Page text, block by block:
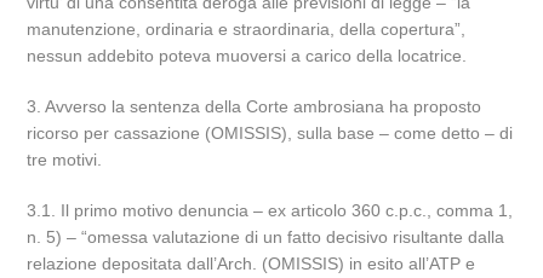
manutenzione, ordinaria e straordinaria, della copertura”,
nessun addebito poteva muoversi a carico della locatrice.
3. Avverso la sentenza della Corte ambrosiana ha proposto
ricorso per cassazione (OMISSIS), sulla base – come detto – di
tre motivi.
3.1. Il primo motivo denuncia – ex articolo 360 c.p.c., comma 1,
n. 5) – “omessa valutazione di un fatto decisivo risultante dalla
relazione depositata dall’Arch. (OMISSIS) in esito all’ATP e